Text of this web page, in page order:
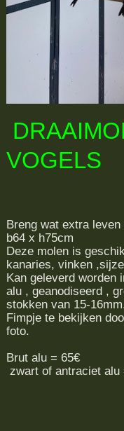
VOGELS
Breng wat extra
b64 x h75cm
Deze molen is
kanaries, vinken
Kan geleverd worden
alu , geanodiseerd ,
stokken van 15-
Fimpje te bekijken
foto.
Brut alu = 65€
zwart of antraciet alu